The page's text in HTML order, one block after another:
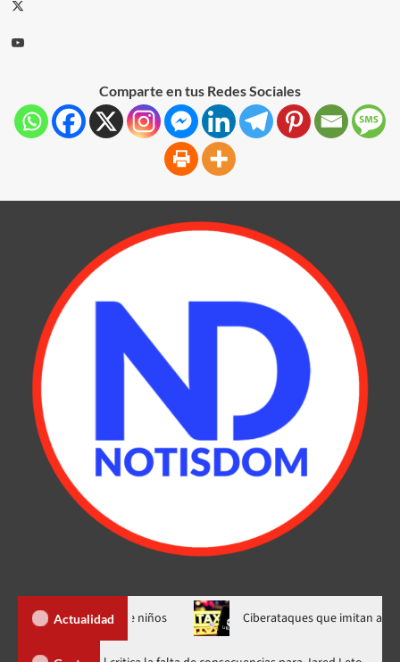
Comparte en tus Redes Sociales
Actualidad
el interés de niños Ciberataques que imitan aerolíneas